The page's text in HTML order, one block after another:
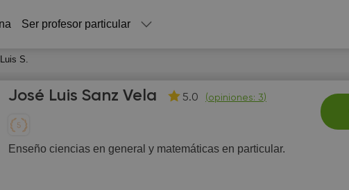
Ser profesor particular
S.
José Luis Sanz Vela 5.0 (opiniones: 3)
Enseño ciencias en general y matemáticas en particular.